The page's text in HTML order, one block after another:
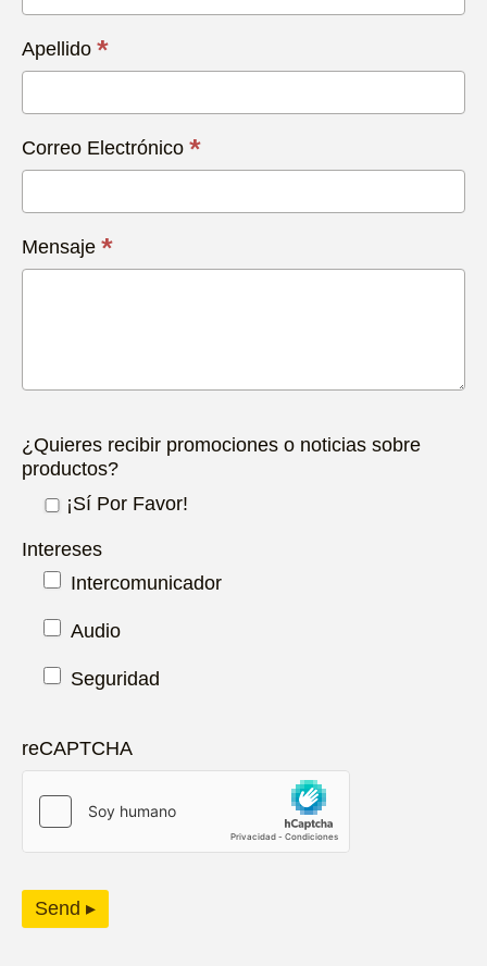
Hoy
Apellido *
Correo Electrónico *
Mensaje *
¿Quieres recibir promociones o noticias sobre
productos?
¡Sí Por Favor!
Intereses
Intercomunicador
Audio
Seguridad
reCAPTCHA
Send ▸